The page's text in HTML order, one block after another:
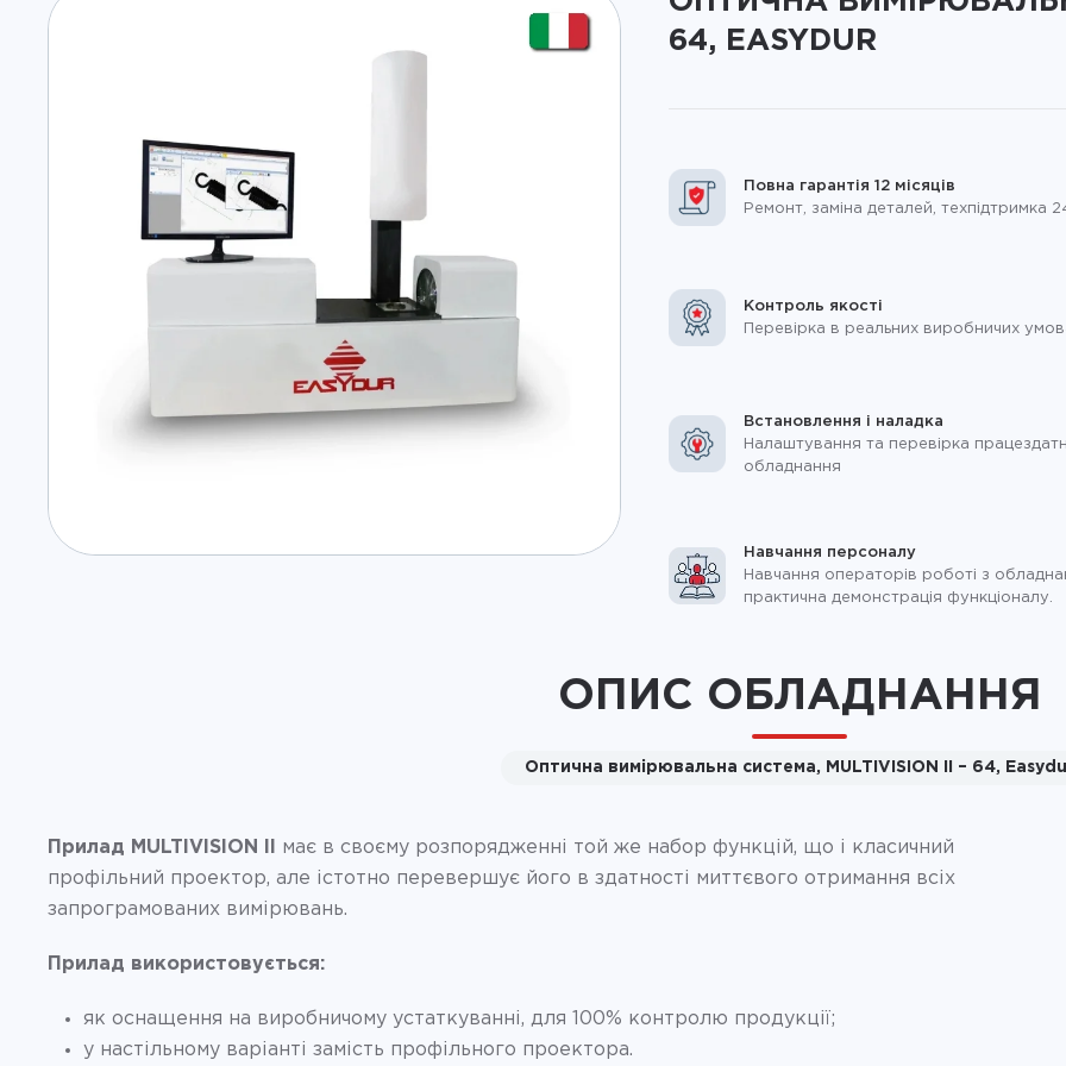
64, EASYDUR
Повна гарантія 12 місяців
Ремонт, заміна деталей, техпідтримка
Контроль якості
Перевірка в реальних виробничих
Встановлення і наладка
Налаштування та перевірка
обладнання
Навчання персоналу
Навчання операторів роботі з
практична демонстрація функціоналу.
ОПИС ОБЛАДНАННЯ
Оптична вимірювальна система, MULTIVISION II – 64,
Прилад MULTIVISION II має в своєму розпорядженні той же набор функцій, що і класичний
профільний проектор, але істотно перевершує його в здатності миттєвого отримання всіх
запрограмованих вимірювань.
Прилад використовується:
як оснащення на виробничому устаткуванні, для 100% контролю продукції;
у настільному варіанті замість профільного проектора.